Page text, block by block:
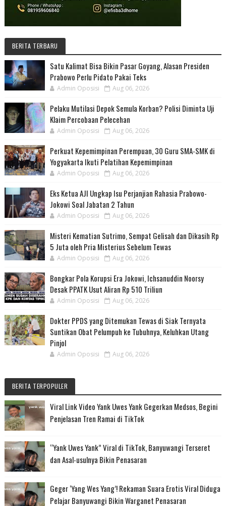
BERITA TERBARU
Satu Kalimat Bisa Bikin Pasar Goyang, Alasan Presiden
Prabowo Perlu Pidato Pakai Teks
Admin Oposisi Aug 06, 2026
Pelaku Mutilasi Depok Semula Korban? Polisi Diminta Uji
Klaim Percobaan Pelecehan
Admin Oposisi Aug 06, 2026
Perkuat Kepemimpinan Perempuan, 30 Guru SMA-SMK di
Yogyakarta Ikuti Pelatihan Kepemimpinan
Admin Oposisi Aug 06, 2026
Eks Ketua AJI Ungkap Isu Perjanjian Rahasia Prabowo-
Jokowi Soal Jabatan 2 Tahun
Admin Oposisi Aug 06, 2026
Misteri Kematian Sutrimo, Sempat Gelisah dan Dikasih Rp
5 Juta oleh Pria Misterius Sebelum Tewas
Admin Oposisi Aug 06, 2026
Bongkar Pola Korupsi Era Jokowi, Ichsanuddin Noorsy
Desak PPATK Usut Aliran Rp 510 Triliun
Admin Oposisi Aug 06, 2026
Dokter PPDS yang Ditemukan Tewas di Siak Ternyata
Suntikan Obat Pelumpuh ke Tubuhnya, Keluhkan Utang
Pinjol
Admin Oposisi Aug 06, 2026
BERITA TERPOPULER
Viral Link Video Yank Uwes Yank Gegerkan Medsos, Begini
Penjelasan Tren Ramai di TikTok
“Yank Uwes Yank” Viral di TikTok, Banyuwangi Terseret
dan Asal-usulnya Bikin Penasaran
Geger ‘Yang Wes Yang’! Rekaman Suara Erotis Viral Diduga
Pelajar Banyuwangi Bikin Warganet Penasaran